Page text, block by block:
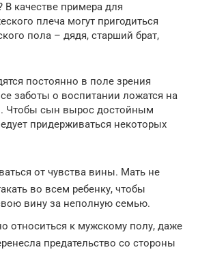
В качестве примера для
плеча могут пригодиться
пола – дядя, старший брат,
постоянно в поле зрения
заботы о воспитании ложатся на
Чтобы сын вырос достойным
придерживаться некоторых
от чувства вины. Мать не
во всем ребенку, чтобы
вину за неполную семью.
относиться к мужскому полу, даже
предательство со стороны